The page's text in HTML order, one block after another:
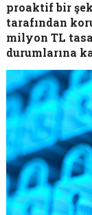
proaktif bir
tarafından
milyon TL
durumlarına